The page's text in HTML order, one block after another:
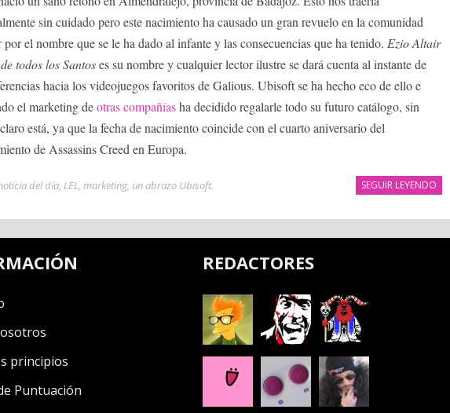
sin cuidado pero este nacimiento ha causado un gran revuelo en la comunidad
por el nombre que se le ha dado al infante y las consecuencias que ha tenido. Ezio Altair
todos los Santoses su nombre y cualquier lector ilustre se dará cuenta al instante de
hacia los videojuegos favoritos de Galious. Ubisoft se ha hecho eco de ello e
el marketing deotras compañíasha decidido regalarle todo su futuro catálogo, sin
está, ya que la fecha de nacimiento coincide con el cuarto aniversario del
de Assassins Creed en Europa.
SEGUIR LEYENDO
del día, LEL, marketing, un abrazo Ubisoft.
principios
Puntuación
REDACTORES